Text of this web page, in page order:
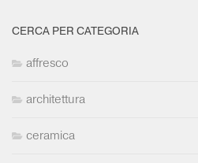
CERCA PER CATEGORIA
affresco
architettura
ceramica